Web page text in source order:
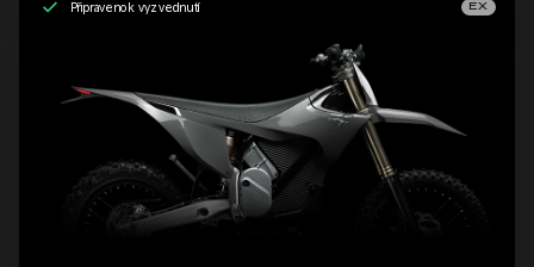
Připraveno k vyzvednutí EX